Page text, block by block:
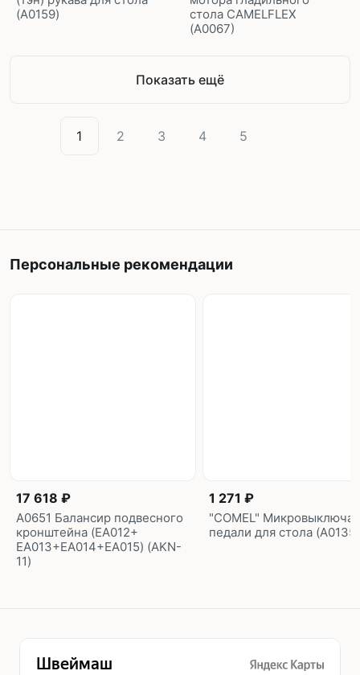
(A0159)
стола CAMELFLEX
(A0067)
Показать ещё
1 2 3 4 5
Персональные рекомендации
17 618 ₽
A0651 Балансир подвесного
кронштейна (EA012+
EA013+EA014+EA015) (AKN-
11)
1 271 ₽
"COMEL"
педали для стола (A0135)